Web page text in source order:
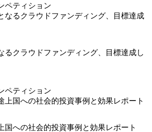
ペティション
るクラウドファンディング、目標達成し
ペティション
国への社会的投資事例と効果レポート